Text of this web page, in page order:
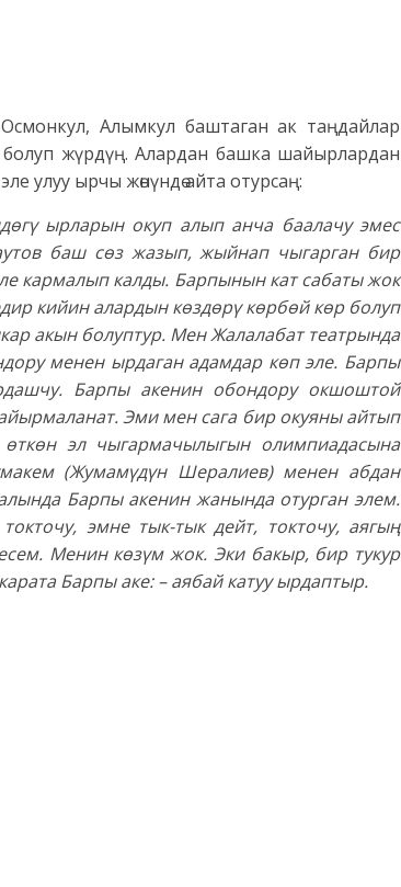
Алымкул баштаган ак таңдайлар
жүрдүң. Алардан башка шайырлардан
улуу ырчы жөнүндө айта отурсаң:
ырларын окуп алып анча баалачу эмес
баш сөз жазып, жыйнап чыгарган бир
кармалып калды. Барпынын кат сабаты жок
кийин алардын көздөрү көрбөй көр болуп
акын болуптур. Мен Жалалабат театрында
менен ырдаган адамдар көп эле. Барпы
Барпы акенин обондору окшоштой
Эми мен сага бир окуяны айтып
эл чыгармачылыгын олимпиадасына
(Жумамүдүн Шералиев) менен абдан
Барпы акенин жанында отурган элем.
эмне тык-тык дейт, токточу, аягың
Менин көзүм жок. Эки бакыр, бир тукур
Барпы аке: – аябай катуу ырдаптыр.